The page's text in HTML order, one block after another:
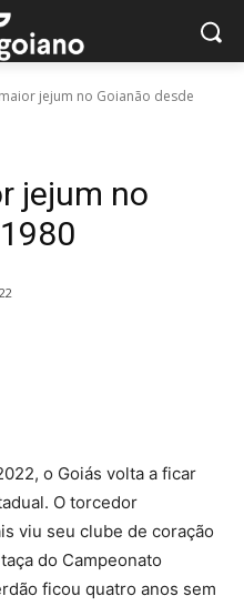
jejum no Goianão desde
jejum no
o Goiás volta a ficar
O torcedor
viu seu clube de coração
do Campeonato
ficou quatro anos sem